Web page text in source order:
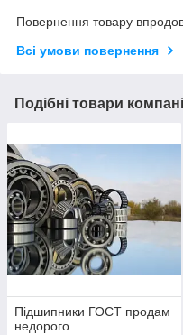
Повернення товару
Всі умови повернення
Подібні товари
Підшипники ГОСТ продам
недорого